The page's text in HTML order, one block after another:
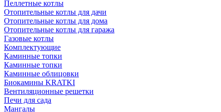
Пеллетные котлы
Отопительные котлы для дачи
Отопительные котлы для дома
Отопительные котлы для гаража
Газовые котлы
Комплектующие
Каминные топки
Каминные топки
Каминные облицовки
Биокамины KRATKI
Вентиляционные решетки
Печи для сада
Мангалы